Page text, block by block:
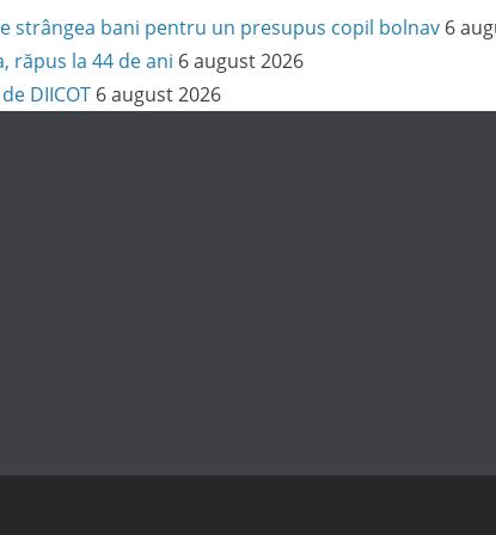
strângea bani pentru un presupus copil bolnav 6
răpus la 44 de ani 6 august 2026
DIICOT 6 august 2026